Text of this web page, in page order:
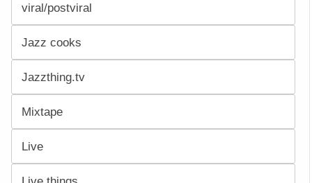
viral/postviral
Jazz cooks
Jazzthing.tv
Mixtape
Live